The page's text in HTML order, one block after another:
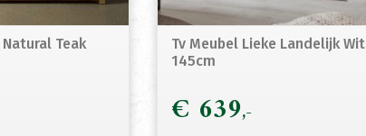
Teak
Tv Meubel Lieke Landelijk Wit
145cm
€ 639